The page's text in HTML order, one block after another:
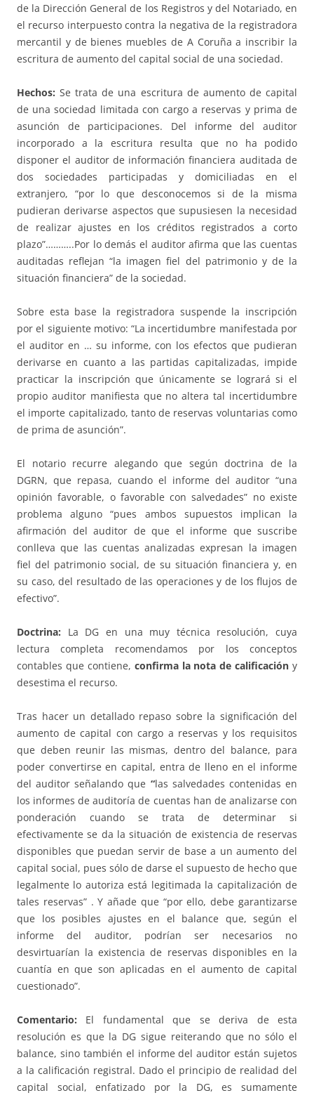
de la Dirección General de los Registros y del Notariado, en
el recurso interpuesto contra la negativa de la registradora
mercantil y de bienes muebles de A Coruña a inscribir la
escritura de aumento del capital social de una sociedad.
Hechos: Se trata de una escritura de aumento de capital
de una sociedad limitada con cargo a reservas y prima de
asunción de participaciones. Del informe del auditor
incorporado a la escritura resulta que no ha podido
disponer el auditor de información financiera auditada de
dos sociedades participadas y domiciliadas en el
extranjero, “por lo que desconocemos si de la misma
pudieran derivarse aspectos que supusiesen la necesidad
de realizar ajustes en los créditos registrados a corto
plazo”………..Por lo demás el auditor afirma que las cuentas
auditadas reflejan “la imagen fiel del patrimonio y de la
situación financiera” de la sociedad.
Sobre esta base la registradora suspende la inscripción
por el siguiente motivo: “La incertidumbre manifestada por
el auditor en … su informe, con los efectos que pudieran
derivarse en cuanto a las partidas capitalizadas, impide
practicar la inscripción que únicamente se logrará si el
propio auditor manifiesta que no altera tal incertidumbre
el importe capitalizado, tanto de reservas voluntarias como
de prima de asunción”.
El notario recurre alegando que según doctrina de la
DGRN, que repasa, cuando el informe del auditor “una
opinión favorable, o favorable con salvedades” no existe
problema alguno “pues ambos supuestos implican la
afirmación del auditor de que el informe que suscribe
conlleva que las cuentas analizadas expresan la imagen
fiel del patrimonio social, de su situación financiera y, en
su caso, del resultado de las operaciones y de los flujos de
efectivo”.
Doctrina: La DG en una muy técnica resolución, cuya
lectura completa recomendamos por los conceptos
contables que contiene, confirma la nota de calificación y
desestima el recurso.
Tras hacer un detallado repaso sobre la significación del
aumento de capital con cargo a reservas y los requisitos
que deben reunir las mismas, dentro del balance, para
poder convertirse en capital, entra de lleno en el informe
del auditor señalando que “las salvedades contenidas en
los informes de auditoría de cuentas han de analizarse con
ponderación cuando se trata de determinar si
efectivamente se da la situación de existencia de reservas
disponibles que puedan servir de base a un aumento del
capital social, pues sólo de darse el supuesto de hecho que
legalmente lo autoriza está legitimada la capitalización de
tales reservas” . Y añade que “por ello, debe garantizarse
que los posibles ajustes en el balance que, según el
informe del auditor, podrían ser necesarios no
desvirtuarían la existencia de reservas disponibles en la
cuantía en que son aplicadas en el aumento de capital
cuestionado”.
Comentario: El fundamental que se deriva de esta
resolución es que la DG sigue reiterando que no sólo el
balance, sino también el informe del auditor están sujetos
a la calificación registral. Dado el principio de realidad del
capital social, enfatizado por la DG, es sumamente